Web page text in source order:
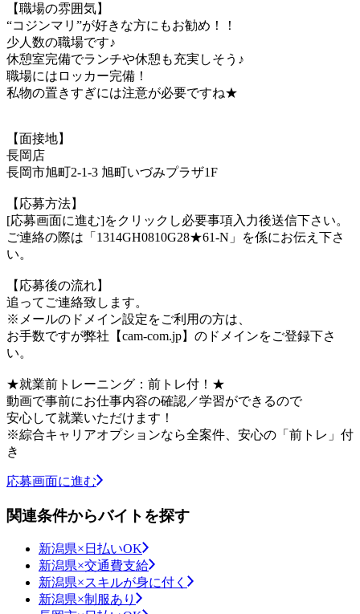
【職場の雰囲気】
“コジンマリ”が好きな方にもお勧め！！
少人数の職場です♪
休憩室完備でランチや休憩も充実しそう♪
職場にはロッカー完備！
私物の置きすぎには注意が必要ですね★
【面接地】
長岡店
長岡市旭町2-1-3 旭町いづみプラザ1F
【応募方法】
[応募画面に進む]をクリックし必要事項入力後送信下さい。
ご連絡の際は「1314GH0810G28★61-N」を係にお伝え下さ
い。
【応募後の流れ】
追ってご連絡致します。
※メールのドメイン設定をご利用の方は、
お手数ですが弊社【cam-com.jp】のドメインをご登録下さ
い。
★就業前トレーニング：前トレ付！★
動画で事前にお仕事内容の確認／学習ができるので
安心して就業いただけます！
※綜合キャリアオプションなら全案件、安心の「前トレ」付
き
応募画面に進む
関連条件からバイトを探す
新潟県×日払いOK
新潟県×交通費支給
新潟県×スキルが身に付く
新潟県×制服あり